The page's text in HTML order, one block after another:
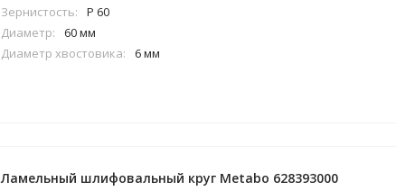
Зернистость:
P 60
Диаметр:
60 мм
Диаметр хвостовика:
6 мм
Ламельный шлифовальный круг Metabo 628393000